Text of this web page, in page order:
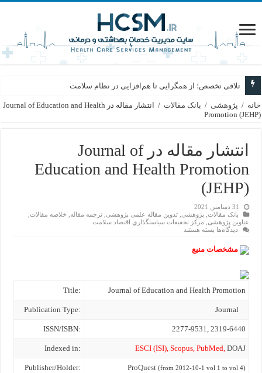
تلاقی تخصص؛ از همگرایی تا هم‌افزایی در نظام سلامت
خانه / پژوهشی / بانک مقالات /
انتشار مقاله در Journal of Education and Health
Promotion (JEHP)
انتشار مقاله در Journal of
Education and Health Promotion
(JEHP)
31 دسامبر, 2021
بانک مقالات پژوهشی ,تدوین مقاله علمی پژوهشی ,ترجمه مقاله خلاصه مقالات
عناوین پژوهشی
مركز تحقيقات سياستگذاري اقتصاد سلامت
دیدگاه‌ها برای
مقاله
در
Health
Promotion
بسته هستند
مشخصات منبع
Title: Journal of Education and Health Promotion
Publication Type: Journal
ISSN/ISBN: 2277-9531, 2319-6440
Indexed in: ESCI (ISI), Scopus, PubMed, DOAJ
Publisher/Holder: ProQuest (from 2012-10-1 vol 1 to vol 4)